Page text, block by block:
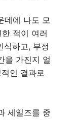
데에 나도 모
적이 여러
식하고, 부정
을 가진지 얼
인 결과로
세일즈를 중